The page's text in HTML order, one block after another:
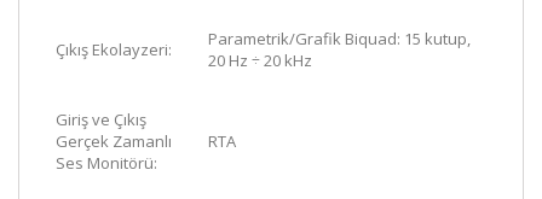
Çıkış Ekolayzeri:
Parametrik/Grafik Biquad: 15 kutup,
20 Hz ÷ 20 kHz
Giriş ve Çıkış
Gerçek Zamanlı
Ses Monitörü:
RTA